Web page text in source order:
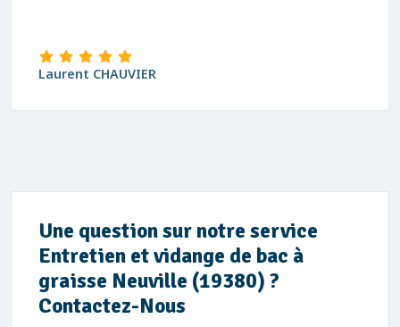
Laurent CHAUVIER
Une question sur notre service
Entretien et vidange de bac à
graisse Neuville (19380) ?
Contactez-Nous